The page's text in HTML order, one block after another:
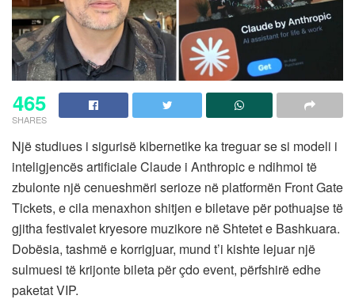
465
SHARES
Një studiues i sigurisë kibernetike ka treguar se si modeli i
inteligjencës artificiale Claude i Anthropic e ndihmoi të
zbulonte një cenueshmëri serioze në platformën Front Gate
Tickets, e cila menaxhon shitjen e biletave për pothuajse të
gjitha festivalet kryesore muzikore në Shtetet e Bashkuara.
Dobësia, tashmë e korrigjuar, mund t’i kishte lejuar një
sulmuesi të krijonte bileta për çdo event, përfshirë edhe
paketat VIP.